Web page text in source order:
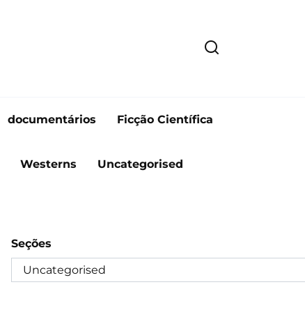
documentários Ficção Científica
Westerns Uncategorised
Seções